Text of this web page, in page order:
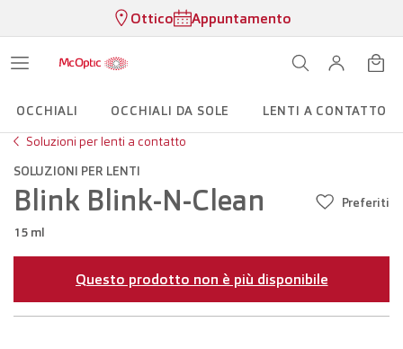
Ottico Appuntamento
OCCHIALI OCCHIALI DA SOLE
LENTI A CONTATTO
Soluzioni per lenti a contatto
SOLUZIONI PER LENTI
Blink Blink-N-Clean
15 ml
Preferiti
Questo prodotto non è più disponibile